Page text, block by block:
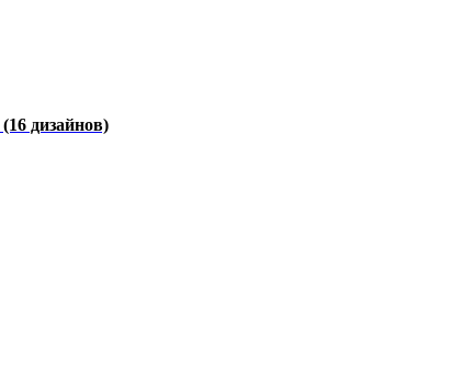
(16 дизайнов)